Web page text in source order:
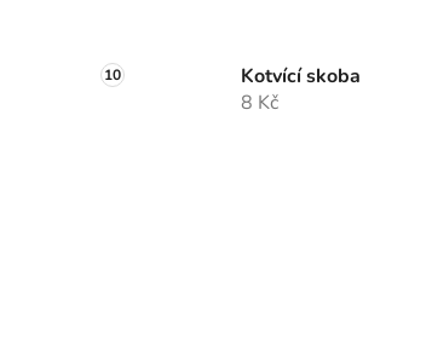
Kotvící skoba
8 Kč